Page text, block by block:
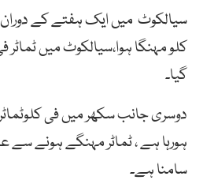
گیا۔
ہورہا ہے ، ٹماٹر مہنگے ہونے سے
سامنا ہے۔